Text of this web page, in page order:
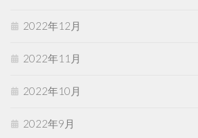
2022年12月
2022年11月
2022年10月
2022年9月